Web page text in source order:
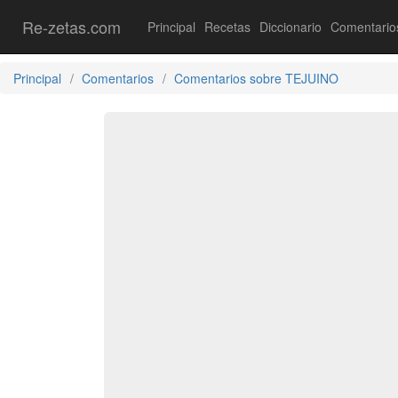
Re-zetas.com Principal Recetas Diccionario
Principal Comentarios Comentarios sobre TEJUINO